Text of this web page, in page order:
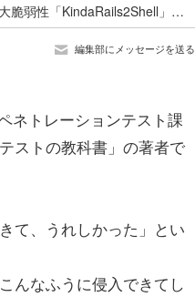
Ruby on Rails の重大脆弱性「KindaRails2Shell」への「GMOサイバー攻撃ネットde診断 ASM」の対応、Rails の利用を検出した顧客に個別案内
編集部にメッセージを送る
ネトレーションテスト課
ストの教科書」の著者で
て、うれしかった」とい
んなふうに侵入できてし